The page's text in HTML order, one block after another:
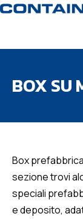
BOX SU
Box
sezione trovi
speciali
e deposito,